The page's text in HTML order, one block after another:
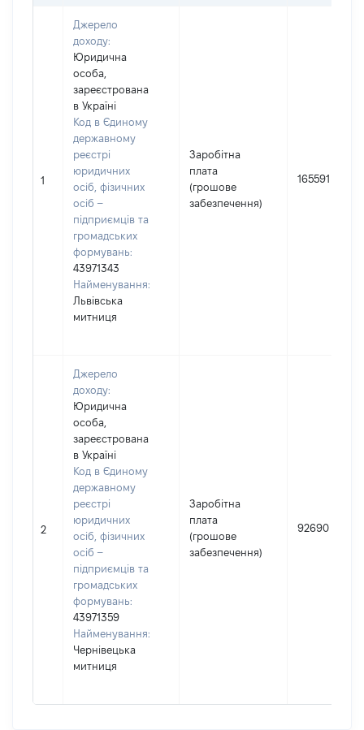
1
Джерело
доходу:
Юридична
особа,
зареєстрована
в Україні
Код в Єдиному
державному
реєстрі
юридичних
осіб, фізичних
осіб –
підприємців та
громадських
формувань:
43971343
Найменування:
Львівська
митниця
Заробітна
плата
(грошове
забезпечення)
165591
2
Джерело
доходу:
Юридична
особа,
зареєстрована
в Україні
Код в Єдиному
державному
реєстрі
юридичних
осіб, фізичних
осіб –
підприємців та
громадських
формувань:
43971359
Найменування:
Чернівецька
митниця
Заробітна
плата
(грошове
забезпечення)
92690